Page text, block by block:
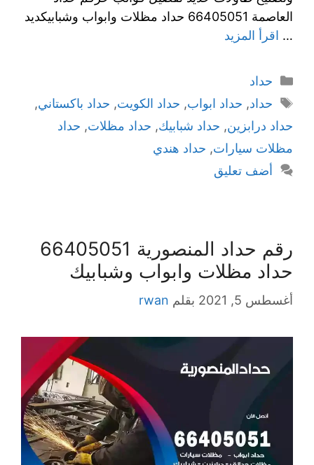
العاصمة 66405051 حداد مظلات وابواب وشبابيكديد
… اقرأ المزيد
حداد
حداد, حداد ابواب, حداد الكويت, حداد باكستاني,
حداد درابزين, حداد شبابيك, حداد مظلات, حداد
مظلات سيارات, حداد هندي
أضف تعليق
رقم حداد المنصورية 66405051
حداد مظلات وابواب وشبابيك
أغسطس 5, 2021 بقلم rwan